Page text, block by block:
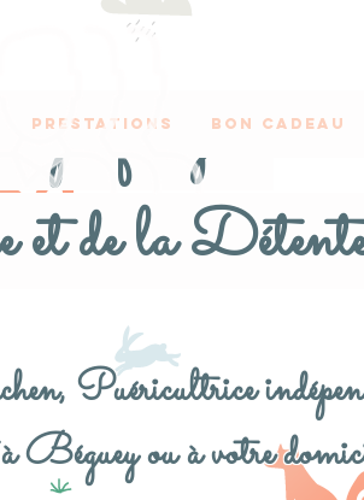
préférez du
de la
Puéricultrice
Béguey ou à votre
Prestations Bon Cadeau